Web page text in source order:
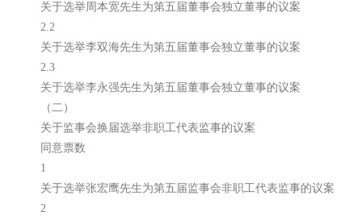
关于选举周本宽先生为第五届董事会独立董事的议案
2.2
关于选举李双海先生为第五届董事会独立董事的议案
2.3
关于选举李永强先生为第五届董事会独立董事的议案
（二）
关于监事会换届选举非职工代表监事的议案
同意票数
1
关于选举张宏鹰先生为第五届监事会非职工代表监事的议案
2